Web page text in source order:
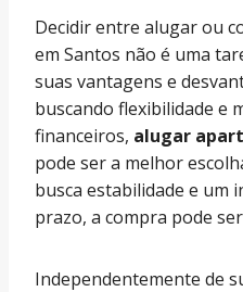
Decidir entre alugar ou
em Santos não é uma
suas vantagens e
buscando flexibilidade e
financeiros, alugar
pode ser a melhor
busca estabilidade e um
prazo, a compra pode
Independentemente de